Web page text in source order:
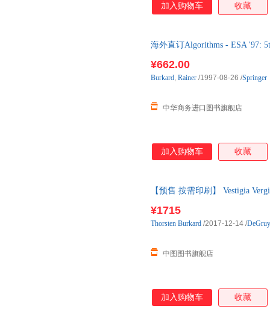
加入购物车 收藏
海外直订Algorithms - ESA '97:
¥662.00
中华商务进口图书旗舰店
Burkard, Rainer /1997-08-26 /Springer
加入购物车 收藏
【预售 按需印刷】 Vestigia
¥1715
中图图书旗舰店
Thorsten Burkard /2017-12-14 /
加入购物车 收藏